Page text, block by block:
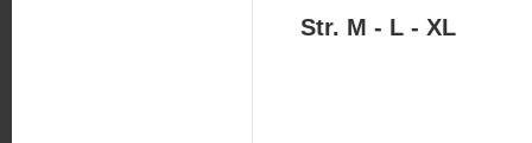
Str. M - L - XL